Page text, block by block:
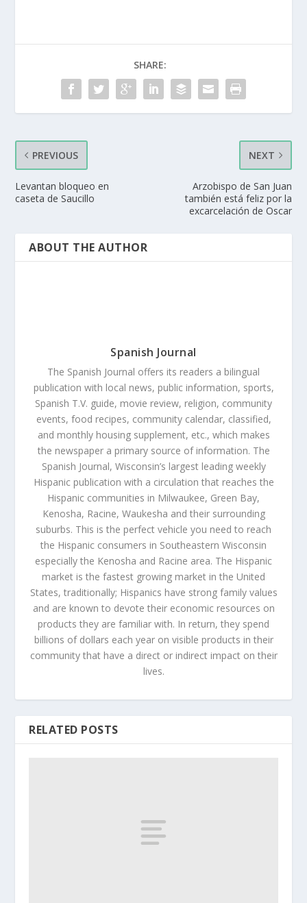
SHARE:
PREVIOUS
Levantan bloqueo en
caseta de Saucillo
NEXT
Arzobispo de San Juan
también está feliz por la
excarcelación de Oscar
ABOUT THE AUTHOR
Spanish Journal
The Spanish Journal offers its readers a bilingual
publication with local news, public information, sports,
Spanish T.V. guide, movie review, religion, community
events, food recipes, community calendar, classified,
and monthly housing supplement, etc., which makes
the newspaper a primary source of information. The
Spanish Journal, Wisconsin’s largest leading weekly
Hispanic publication with a circulation that reaches the
Hispanic communities in Milwaukee, Green Bay,
Kenosha, Racine, Waukesha and their surrounding
suburbs. This is the perfect vehicle you need to reach
the Hispanic consumers in Southeastern Wisconsin
especially the Kenosha and Racine area. The Hispanic
market is the fastest growing market in the United
States, traditionally; Hispanics have strong family values
and are known to devote their economic resources on
products they are familiar with. In return, they spend
billions of dollars each year on visible products in their
community that have a direct or indirect impact on their
lives.
RELATED POSTS